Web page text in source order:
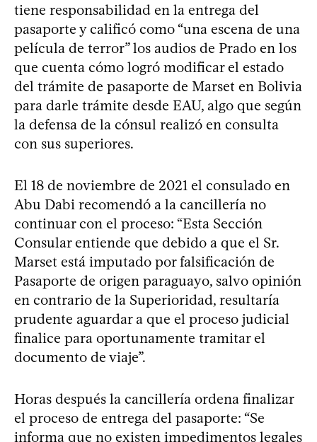
tiene responsabilidad en la entrega del
pasaporte y calificó como “una escena de una
película de terror” los audios de Prado en los
que cuenta cómo logró modificar el estado
del trámite de pasaporte de Marset en Bolivia
para darle trámite desde EAU, algo que según
la defensa de la cónsul realizó en consulta
con sus superiores.
El 18 de noviembre de 2021 el consulado en
Abu Dabi recomendó a la cancillería no
continuar con el proceso: “Esta Sección
Consular entiende que debido a que el Sr.
Marset está imputado por falsificación de
Pasaporte de origen paraguayo, salvo opinión
en contrario de la Superioridad, resultaría
prudente aguardar a que el proceso judicial
finalice para oportunamente tramitar el
documento de viaje”.
Horas después la cancillería ordena finalizar
el proceso de entrega del pasaporte: “Se
informa que no existen impedimentos legales